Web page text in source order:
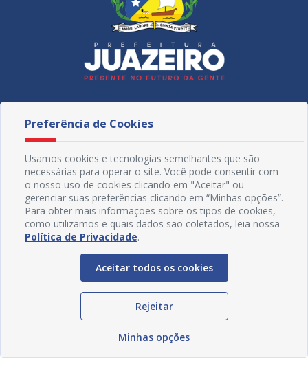
© Copyright 2018 - 2021 Prefeitura Municipal de Juazeiro -
Preferência de Cookies
Usamos cookies e tecnologias semelhantes que são
necessárias para operar o site. Você pode consentir com
o nosso uso de cookies clicando em "Aceitar" ou
gerenciar suas preferências clicando em “Minhas opções”.
Para obter mais informações sobre os tipos de cookies,
como utilizamos e quais dados são coletados, leia nossa
Política de Privacidade.
Aceitar todos os cookies
Rejeitar
Minhas opções